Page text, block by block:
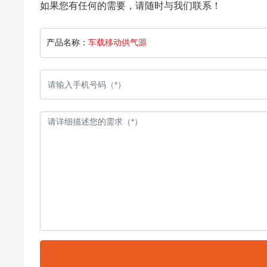
如果您有任何的需要，请随时与我们联系！
产品名称：车载移动供气源